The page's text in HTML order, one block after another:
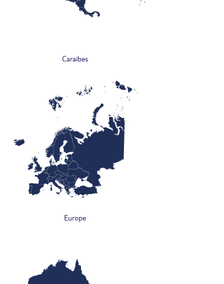
Caraïbes
Europe